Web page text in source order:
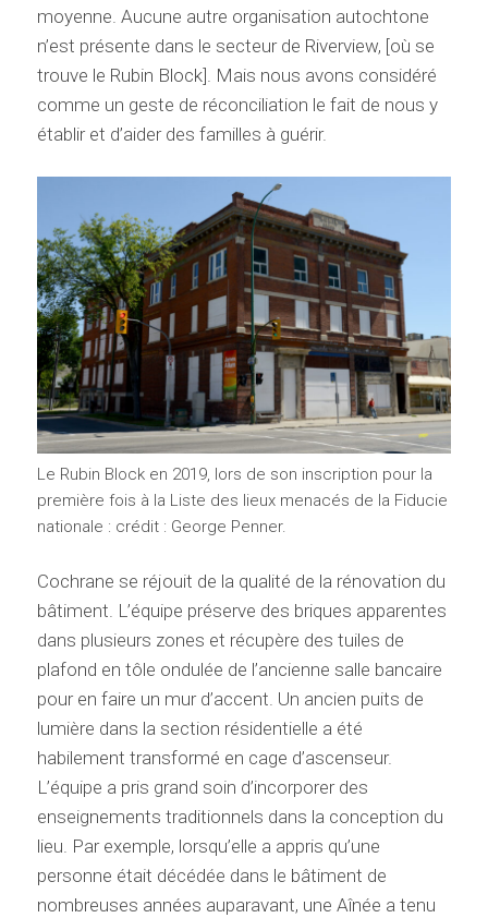
moyenne. Aucune autre organisation autochtone
n’est présente dans le secteur de Riverview, [où se
trouve le Rubin Block]. Mais nous avons considéré
comme un geste de réconciliation le fait de nous y
établir et d’aider des familles à guérir.
Le Rubin Block en 2019, lors de son inscription pour la
première fois à la Liste des lieux menacés de la Fiducie
nationale : crédit : George Penner.
Cochrane se réjouit de la qualité de la rénovation du
bâtiment. L’équipe préserve des briques apparentes
dans plusieurs zones et récupère des tuiles de
plafond en tôle ondulée de l’ancienne salle bancaire
pour en faire un mur d’accent. Un ancien puits de
lumière dans la section résidentielle a été
habilement transformé en cage d’ascenseur.
L’équipe a pris grand soin d’incorporer des
enseignements traditionnels dans la conception du
lieu. Par exemple, lorsqu’elle a appris qu’une
personne était décédée dans le bâtiment de
nombreuses années auparavant, une Aînée a tenu